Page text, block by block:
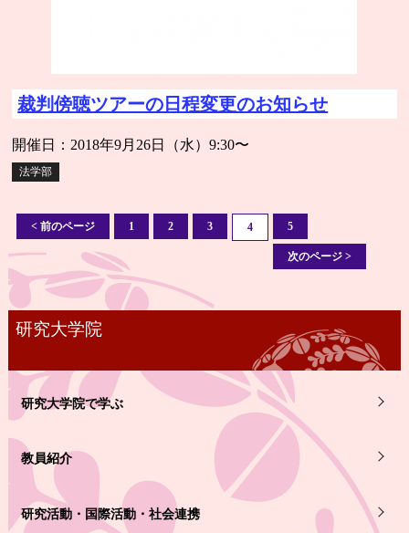
裁判傍聴ツアーの日程変更のお知らせ
開催日：2018年9月26日（水）9:30〜
法学部
< 前のページ 1 2 3 4 5
次のページ >
研究大学院
研究大学院で学ぶ
教員紹介
研究活動・国際活動・社会連携